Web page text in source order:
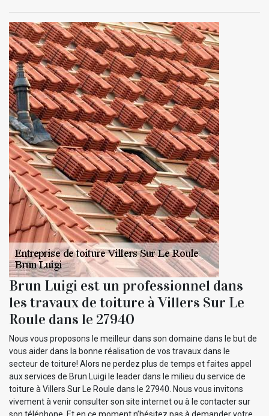
Brun Luigi est un professionnel dans
les travaux de toiture à Villers Sur Le
Roule dans le 27940
Nous vous proposons le meilleur dans son domaine dans le but de
vous aider dans la bonne réalisation de vos travaux dans le
secteur de toiture! Alors ne perdez plus de temps et faites appel
aux services de Brun Luigi le leader dans le milieu du service de
toiture à Villers Sur Le Roule dans le 27940. Nous vous invitons
vivement à venir consulter son site internet ou à le contacter sur